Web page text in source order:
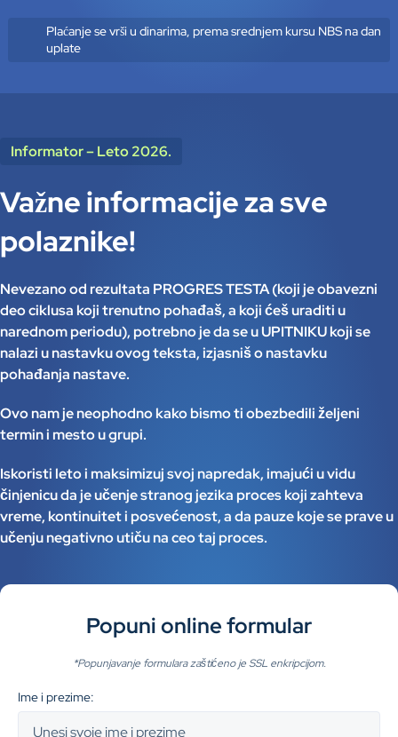
Plaćanje se vrši u dinarima, prema srednjem kursu NBS na dan
uplate
Informator – Leto 2026.
Važne informacije za sve
polaznike!
Nevezano od rezultata PROGRES TESTA (koji je obavezni
deo ciklusa koji trenutno pohađaš, a koji ćeš uraditi u
narednom periodu), potrebno je da se u UPITNIKU koji se
nalazi u nastavku ovog teksta, izjasniš o nastavku
pohađanja nastave.
Ovo nam je neophodno kako bismo ti obezbedili željeni
termin i mesto u grupi.
Iskoristi leto i maksimizuj svoj napredak, imajući u vidu
činjenicu da je učenje stranog jezika proces koji zahteva
vreme, kontinuitet i posvećenost, a da pauze koje se prave u
učenju negativno utiču na ceo taj proces.
Popuni online formular
*Popunjavanje formulara zaštićeno je SSL enkripcijom.
Ime i prezime: